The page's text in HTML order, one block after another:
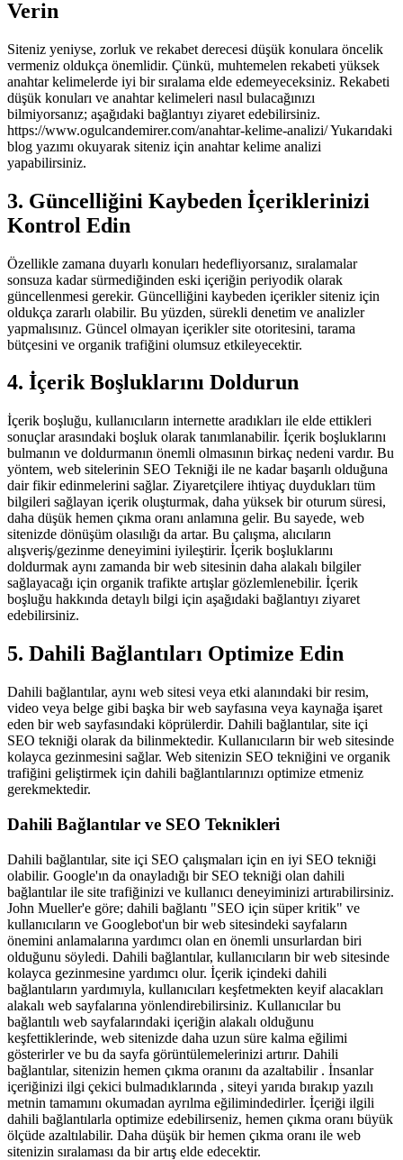
Verin
Siteniz yeniyse, zorluk ve rekabet derecesi düşük konulara öncelik
vermeniz oldukça önemlidir. Çünkü, muhtemelen rekabeti yüksek
anahtar kelimelerde iyi bir sıralama elde edemeyeceksiniz. Rekabeti
düşük konuları ve anahtar kelimeleri nasıl bulacağınızı
bilmiyorsanız; aşağıdaki bağlantıyı ziyaret edebilirsiniz.
https://www.ogulcandemirer.com/anahtar-kelime-analizi/ Yukarıdaki
blog yazımı okuyarak siteniz için anahtar kelime analizi
yapabilirsiniz.
3. Güncelliğini Kaybeden İçeriklerinizi
Kontrol Edin
Özellikle zamana duyarlı konuları hedefliyorsanız, sıralamalar
sonsuza kadar sürmediğinden eski içeriğin periyodik olarak
güncellenmesi gerekir. Güncelliğini kaybeden içerikler siteniz için
oldukça zararlı olabilir. Bu yüzden, sürekli denetim ve analizler
yapmalısınız. Güncel olmayan içerikler site otoritesini, tarama
bütçesini ve organik trafiğini olumsuz etkileyecektir.
4. İçerik Boşluklarını Doldurun
İçerik boşluğu, kullanıcıların internette aradıkları ile elde ettikleri
sonuçlar arasındaki boşluk olarak tanımlanabilir. İçerik boşluklarını
bulmanın ve doldurmanın önemli olmasının birkaç nedeni vardır. Bu
yöntem, web sitelerinin SEO Tekniği ile ne kadar başarılı olduğuna
dair fikir edinmelerini sağlar. Ziyaretçilere ihtiyaç duydukları tüm
bilgileri sağlayan içerik oluşturmak, daha yüksek bir oturum süresi,
daha düşük hemen çıkma oranı anlamına gelir. Bu sayede, web
sitenizde dönüşüm olasılığı da artar. Bu çalışma, alıcıların
alışveriş/gezinme deneyimini iyileştirir. İçerik boşluklarını
doldurmak aynı zamanda bir web sitesinin daha alakalı bilgiler
sağlayacağı için organik trafikte artışlar gözlemlenebilir. İçerik
boşluğu hakkında detaylı bilgi için aşağıdaki bağlantıyı ziyaret
edebilirsiniz.
5. Dahili Bağlantıları Optimize Edin
Dahili bağlantılar, aynı web sitesi veya etki alanındaki bir resim,
video veya belge gibi başka bir web sayfasına veya kaynağa işaret
eden bir web sayfasındaki köprülerdir. Dahili bağlantılar, site içi
SEO tekniği olarak da bilinmektedir. Kullanıcıların bir web sitesinde
kolayca gezinmesini sağlar. Web sitenizin SEO tekniğini ve organik
trafiğini geliştirmek için dahili bağlantılarınızı optimize etmeniz
gerekmektedir.
Dahili Bağlantılar ve SEO Teknikleri
Dahili bağlantılar, site içi SEO çalışmaları için en iyi SEO tekniği
olabilir. Google'ın da onayladığı bir SEO tekniği olan dahili
bağlantılar ile site trafiğinizi ve kullanıcı deneyiminizi artırabilirsiniz.
John Mueller'e göre; dahili bağlantı "SEO için süper kritik" ve
kullanıcıların ve Googlebot'un bir web sitesindeki sayfaların
önemini anlamalarına yardımcı olan en önemli unsurlardan biri
olduğunu söyledi. Dahili bağlantılar, kullanıcıların bir web sitesinde
kolayca gezinmesine yardımcı olur. İçerik içindeki dahili
bağlantıların yardımıyla, kullanıcıları keşfetmekten keyif alacakları
alakalı web sayfalarına yönlendirebilirsiniz. Kullanıcılar bu
bağlantılı web sayfalarındaki içeriğin alakalı olduğunu
keşfettiklerinde, web sitenizde daha uzun süre kalma eğilimi
gösterirler ve bu da sayfa görüntülemelerinizi artırır. Dahili
bağlantılar, sitenizin hemen çıkma oranını da azaltabilir . İnsanlar
içeriğinizi ilgi çekici bulmadıklarında , siteyi yarıda bırakıp yazılı
metnin tamamını okumadan ayrılma eğilimindedirler. İçeriği ilgili
dahili bağlantılarla optimize edebilirseniz, hemen çıkma oranı büyük
ölçüde azaltılabilir. Daha düşük bir hemen çıkma oranı ile web
sitenizin sıralaması da bir artış elde edecektir.